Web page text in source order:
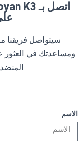
ومساعدتك في العثور
الاسم